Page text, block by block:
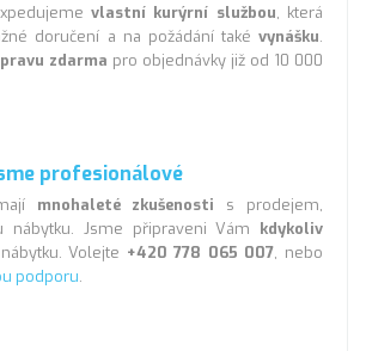
vlastní kurýrní službou, která
doručení a na požádání také vynášku.
zdarma pro objednávky již od 10 000
profesionálové
mnohaleté zkušenosti s prodejem,
nábytku. Jsme připraveni Vám kdykoliv
Volejte +420 778 065 007, nebo
podporu.